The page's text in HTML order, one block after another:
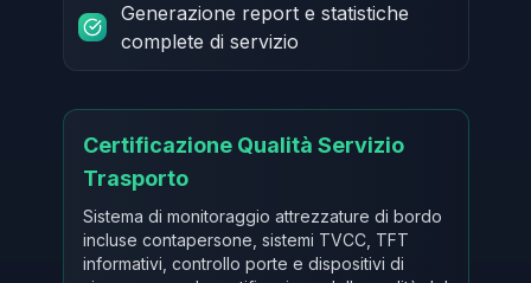
Generazione report e statistiche
complete di servizio
Certificazione Qualità Servizio
Trasporto
Sistema di monitoraggio attrezzature di bordo
incluse contapersone, sistemi TVCC, TFT
informativi, controllo porte e dispositivi di